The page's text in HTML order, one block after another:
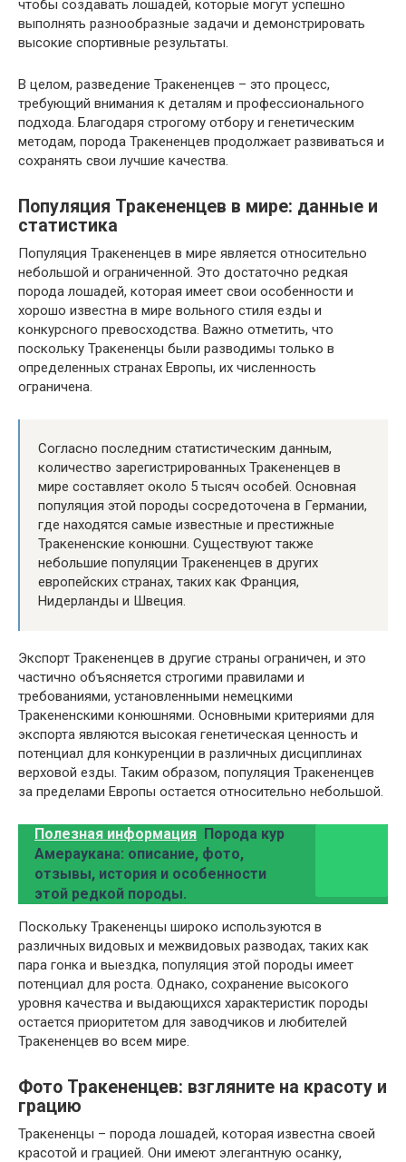
чтобы создавать лошадей, которые могут успешно
выполнять разнообразные задачи и демонстрировать
высокие спортивные результаты.
В целом, разведение Тракененцев – это процесс,
требующий внимания к деталям и профессионального
подхода. Благодаря строгому отбору и генетическим
методам, порода Тракененцев продолжает развиваться и
сохранять свои лучшие качества.
Популяция Тракененцев в мире: данные и
статистика
Популяция Тракененцев в мире является относительно
небольшой и ограниченной. Это достаточно редкая
порода лошадей, которая имеет свои особенности и
хорошо известна в мире вольного стиля езды и
конкурсного превосходства. Важно отметить, что
поскольку Тракененцы были разводимы только в
определенных странах Европы, их численность
ограничена.
Согласно последним статистическим данным,
количество зарегистрированных Тракененцев в
мире составляет около 5 тысяч особей. Основная
популяция этой породы сосредоточена в Германии,
где находятся самые известные и престижные
Тракененские конюшни. Существуют также
небольшие популяции Тракененцев в других
европейских странах, таких как Франция,
Нидерланды и Швеция.
Экспорт Тракененцев в другие страны ограничен, и это
частично объясняется строгими правилами и
требованиями, установленными немецкими
Тракененскими конюшнями. Основными критериями для
экспорта являются высокая генетическая ценность и
потенциал для конкуренции в различных дисциплинах
верховой езды. Таким образом, популяция Тракененцев
за пределами Европы остается относительно небольшой.
Полезная информация Порода кур
Амераукана: описание, фото,
отзывы, история и особенности
этой редкой породы.
Поскольку Тракененцы широко используются в
различных видовых и межвидовых разводах, таких как
пара гонка и выездка, популяция этой породы имеет
потенциал для роста. Однако, сохранение высокого
уровня качества и выдающихся характеристик породы
остается приоритетом для заводчиков и любителей
Тракененцев во всем мире.
Фото Тракененцев: взгляните на красоту и
грацию
Тракененцы – порода лошадей, которая известна своей
красотой и грацией. Они имеют элегантную осанку,